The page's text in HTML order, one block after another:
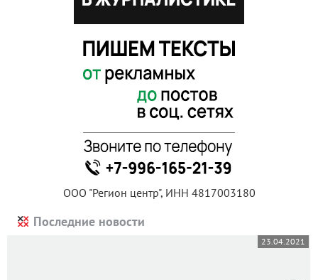
ООО "Регион центр", ИНН 4817003180
Последние новости
23.04.2021